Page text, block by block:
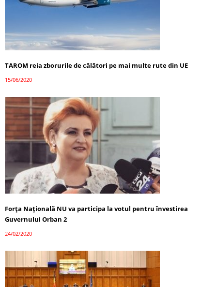
TAROM reia zborurile de călători pe mai multe rute din UE
15/06/2020
Forța Națională NU va participa la votul pentru învestirea
Guvernului Orban 2
24/02/2020